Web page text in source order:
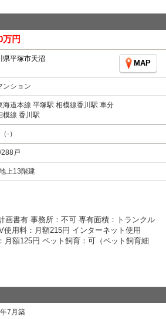
万円
県平塚市天沼
MAP
ンション
海道本線 平塚駅 相模線香川駅 車分
模線 香川駅
-）
戸
上13階建
画書有 事務所：不可 専有面積：トランクル
使用料：月額215円 インターネット使用
月額125円 ペット飼育：可（ペット飼育細
7月築